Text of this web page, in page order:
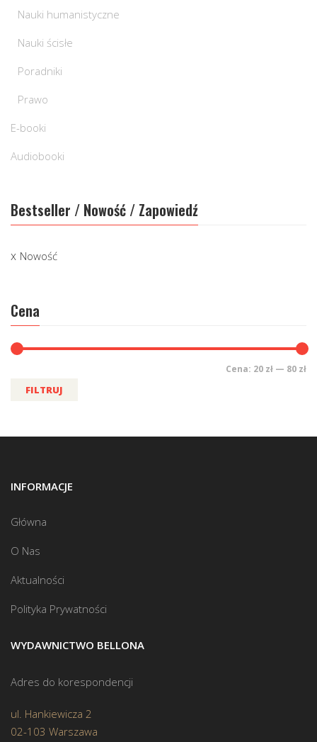
Nauki humanistyczne
Nauki ścisłe
Poradniki
Prawo
E-booki
Audiobooki
Bestseller / Nowość / Zapowiedź
Nowość
Cena
FILTRUJ
Cena: 20 zł — 80 zł
INFORMACJE
Główna
O Nas
Aktualności
Polityka Prywatności
WYDAWNICTWO BELLONA
Adres do korespondencji
ul. Hankiewicza 2
02-103 Warszawa